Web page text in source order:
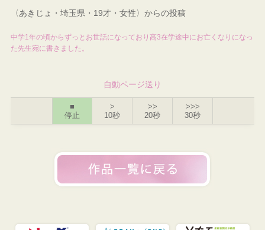
〈あきじょ・埼玉県・19才・女性〉からの投稿
中学1年の頃からずっとお世話になっており高3在学途中にお亡くなりになっ
た先生宛に書きました。
自動ページ送り
■
停止
>
10秒
>>
20秒
>>>
30秒